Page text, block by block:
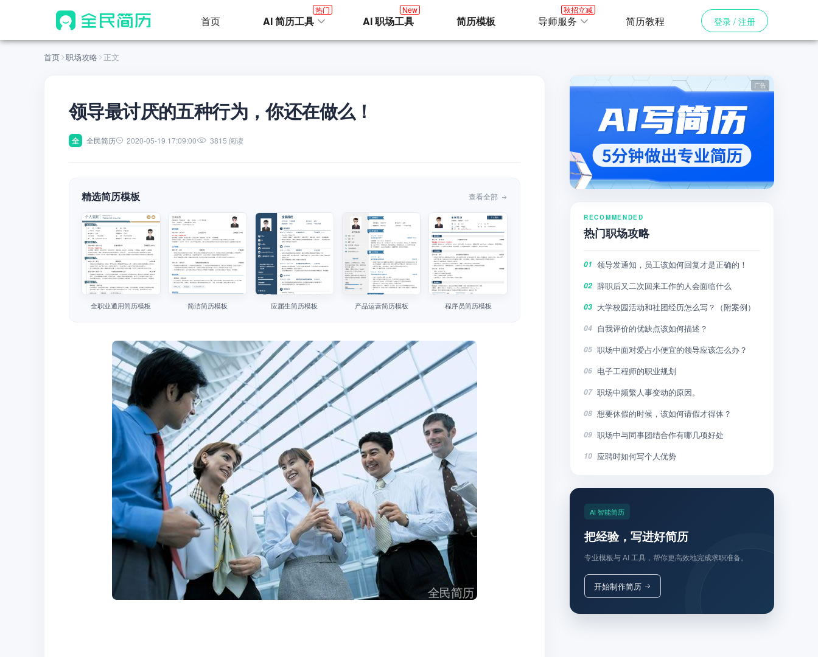
首页 AI 简历工具
热门
AI 职场工具
New
简历模板 导师服务
秋招立减
简历教程 登录 / 注册
首页 职场攻略 正文
领导最讨厌的五种行为，你还在做么！
全 全民简历 2020-05-19 17:09:00 3815 阅读
精选简历模板 查看全部
全职业通用简历模板 简洁简历模板 应届生简历模板 产品运营简历模板 程序员简历模板
RECOMMENDED
热门职场攻略
01 领导发通知，员工该如何回复才是正确的！
02 辞职后又二次回来工作的人会面临什么
03 大学校园活动和社团经历怎么写？（附案例）
04 自我评价的优缺点该如何描述？
05 职场中面对爱占小便宜的领导应该怎么办？
06 电子工程师的职业规划
07 职场中频繁人事变动的原因。
08 想要休假的时候，该如何请假才得体？
09 职场中与同事团结合作有哪几项好处
10 应聘时如何写个人优势
AI 智能简历
把经验，写进好简历
专业模板与 AI 工具，帮你更高效地完成求职准备。
开始制作简历